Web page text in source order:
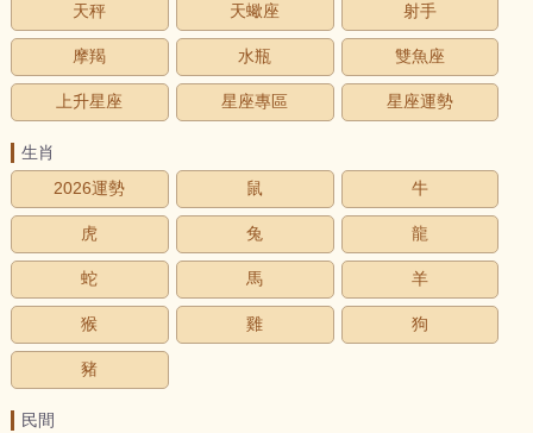
天秤 天蠍座 射手
摩羯 水瓶 雙魚座
上升星座 星座專區 星座運勢
生肖
2026運勢
鼠 牛
虎 兔 龍
蛇 馬 羊
猴 雞 狗
豬
民間